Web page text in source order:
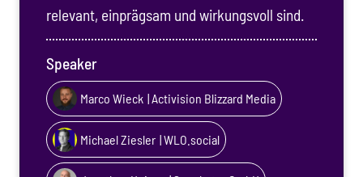
relevant, einprägsam und wirkungsvoll sind.
Speaker
Marco Wieck | Activision Blizzard Media
Michael Ziesler | WLO.social